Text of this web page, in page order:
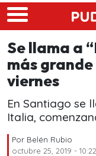
Skip to main content
Se llama a
más
viernes
En Santiago se
Italia,
Por Belén Rubio
octubre 25, 2019 -